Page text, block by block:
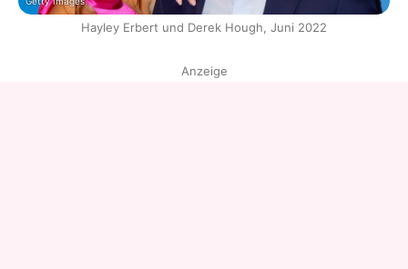
Hayley Erbert und Derek Hough, Juni 2022
Anzeige